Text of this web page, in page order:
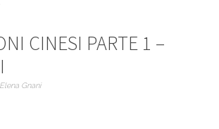
CINESI PARTE 1 –
Elena Gnani